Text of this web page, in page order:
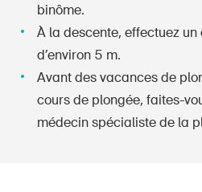
binôme.
À la descente, effectuez
d’environ 5 m.
Avant des vacances de
cours de plongée, faites-
médecin spécialiste de la